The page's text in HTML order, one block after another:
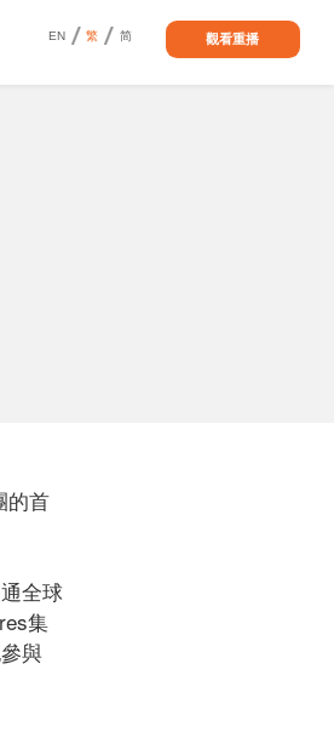
EN 繁 简 觀看重播
的首
全球
集
與